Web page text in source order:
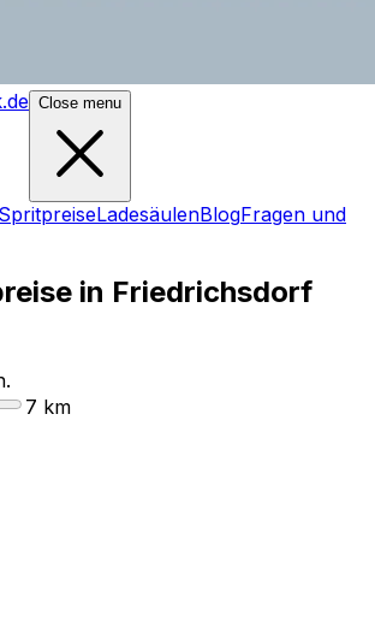
Close menu
SpritpreiseLadesäulenBlogFragen und
in Friedrichsdorf
7 km